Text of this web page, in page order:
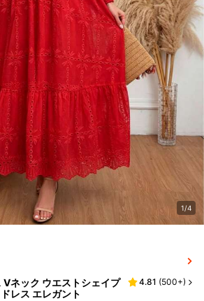
1/4
ネック ウエストシェイプ
レス エレガント
4.81 (500+)